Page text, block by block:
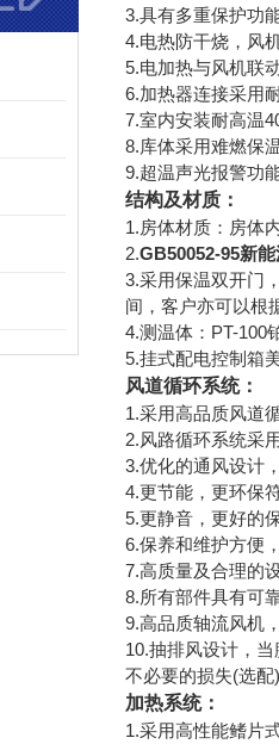
3.具有多重保护功
4.电热防干烧，风
5.电加热与风机联
6.加热器连接采用
7.室内安装耐高温
8.库体采用难燃保
9.超温声光报警功
结构及材质：
1.房体材质：房体
2.GB50052-95新
3.采用保温双开门
间，客户亦可以根
4.测温体：PT-100
5.挂式配电控制箱
风道循环系统：
1.采用高品质风道
2.风路循环系统采
3.优化的通风设计
4.更节能，更环保
5.更静音，更好的
6.保养和维护方便
7.高质量及合理的
8.所有部件具有可
9.高品质轴流风机
10.抽排风设计，
不必要的损失(选配
加热系统：
1.采用高性能鳍片